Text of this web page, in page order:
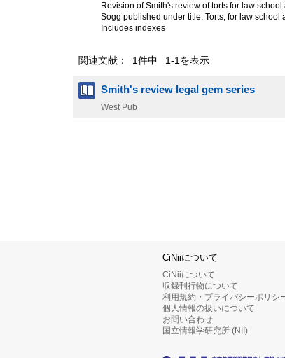
Revision of Smith's review of torts for law
Sogg published under title: Torts, for law school
Includes indexes
関連文献： 1件中 1-1を表示
Smith's review legal gem series
West Pub
CiNiiについて
CiNiiについて
収録刊行物について
利用規約・プライバシーポリシ
個人情報の扱いについて
お問い合わせ
国立情報学研究所 (NII)